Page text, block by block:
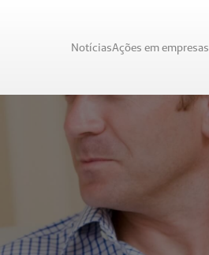
NotíciasAções em empresas